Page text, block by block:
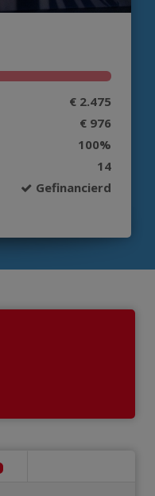
€ 2.475
€ 976
100%
14
Gefinancierd